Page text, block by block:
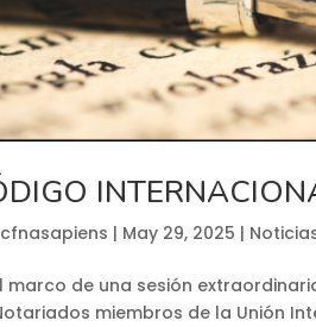
cfnasapiens | May 29, 2025 |
marco de una sesión
miembros de la Unión